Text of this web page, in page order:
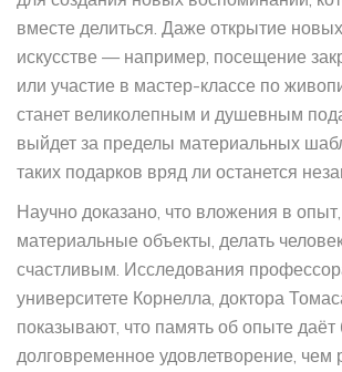
вместе делиться. Даже открытие
искусстве — например, посещение
или участие в мастер-классе по
станет великолепным и душевным
выйдет за пределы материальных
таких подарков вряд ли останется
Научно доказано, что вложения в
материальные объекты, делать
счастливым. Исследования
университете Корнелла, доктора
показывают, что память об опыте
долговременное удовлетворение, чем